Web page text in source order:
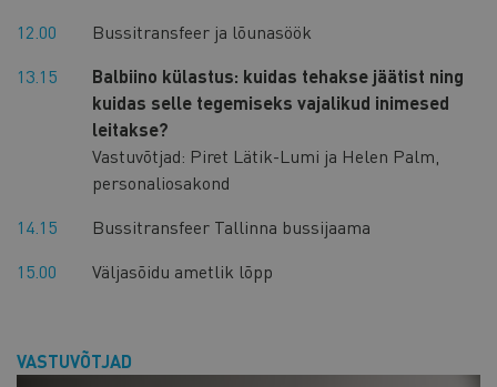
12.00
Bussitransfeer ja lõunasöök
13.15
Balbiino külastus: kuidas tehakse jäätist ning
kuidas selle tegemiseks vajalikud inimesed
leitakse?
Vastuvõtjad: Piret Lätik-Lumi ja Helen Palm,
personaliosakond
14.15
Bussitransfeer Tallinna bussijaama
15.00
Väljasõidu ametlik lõpp
VASTUVÕTJAD